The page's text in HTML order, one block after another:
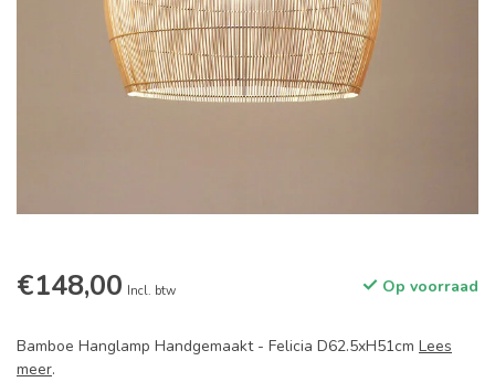
€148,00 Incl. btw Op voorraad
Bamboe Hanglamp Handgemaakt - Felicia D62.5xH51cm Lees
meer.